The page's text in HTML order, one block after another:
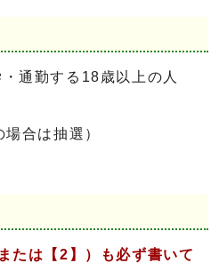
通勤する18歳以上の人
合は抽選）
は【2】）も必ず書いて